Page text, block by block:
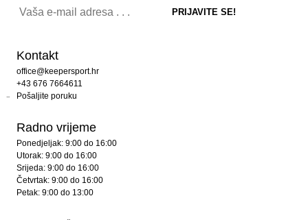
Kontakt
office@keepersport.hr
+43 676 7664611
Pošaljite poruku
Radno vrijeme
Ponedjeljak: 9:00 do 16:00
Utorak: 9:00 do 16:00
Srijeda: 9:00 do 16:00
Četvrtak: 9:00 do 16:00
Petak: 9:00 do 13:00